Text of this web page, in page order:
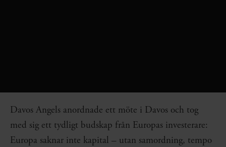
Davos Angels anordnade ett möte i Davos och tog
med sig ett tydligt budskap från Europas investerare:
Europa saknar inte kapital – utan samordning, tempo